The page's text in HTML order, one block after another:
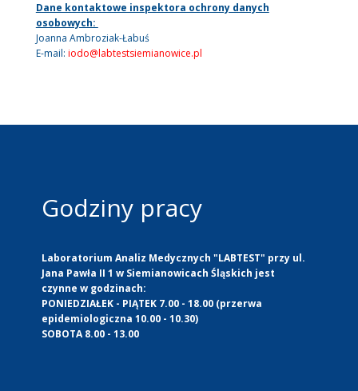
Dane kontaktowe inspektora ochrony danych
osobowych:
Joanna Ambroziak-Łabuś
E-mail: iodo@labtestsiemianowice.pl
Godziny pracy
Laboratorium Analiz Medycznych "LABTEST" przy ul.
Jana Pawła II 1 w Siemianowicach Śląskich jest
czynne w godzinach:
PONIEDZIAŁEK - PIĄTEK 7.00 - 18.00 (przerwa
epidemiologiczna 10.00 - 10.30)
SOBOTA 8.00 - 13.00